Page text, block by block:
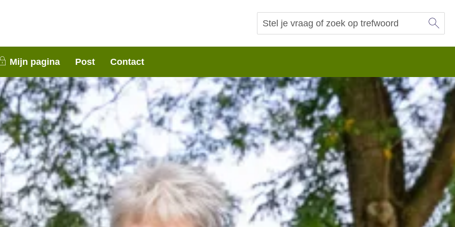
Zoeken
Mijn pagina Post Contact
3 weken contact met je op. Dank voor je begrip.